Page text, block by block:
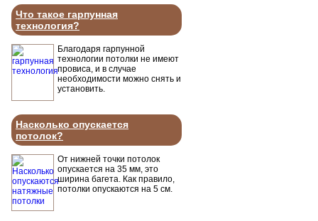
Что такое гарпунная
технология?
Благодаря гарпунной
технологии потолки не имеют
провиса, и в случае
необходимости можно снять и
установить.
Насколько опускается
потолок?
От нижней точки потолок
опускается на 35 мм, это
ширина багета. Как правило,
потолки опускаются на 5 см.